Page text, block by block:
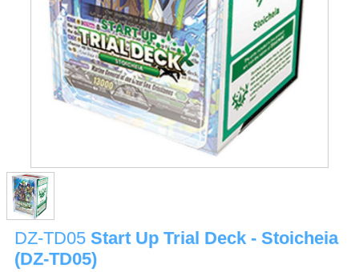
DZ-TD05 Start Up Trial Deck - Stoicheia
(DZ-TD05)